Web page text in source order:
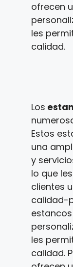
ofrecen
les
calidad.
Los
Estos
una
y
lo que
clientes
calidad-
les
calidad.